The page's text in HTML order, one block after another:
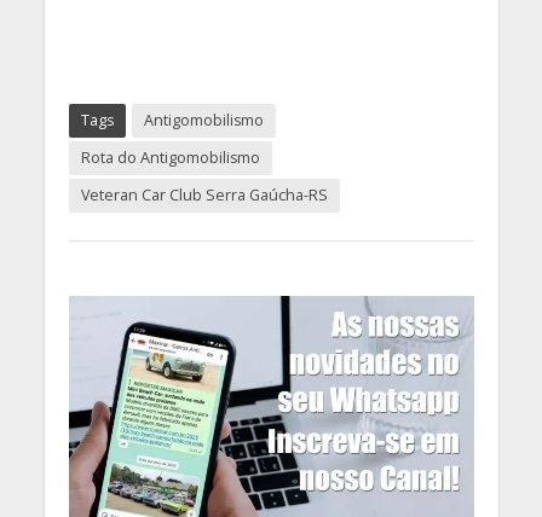
Tags
Antigomobilismo
Rota do Antigomobilismo
Veteran Car Club Serra Gaúcha-RS